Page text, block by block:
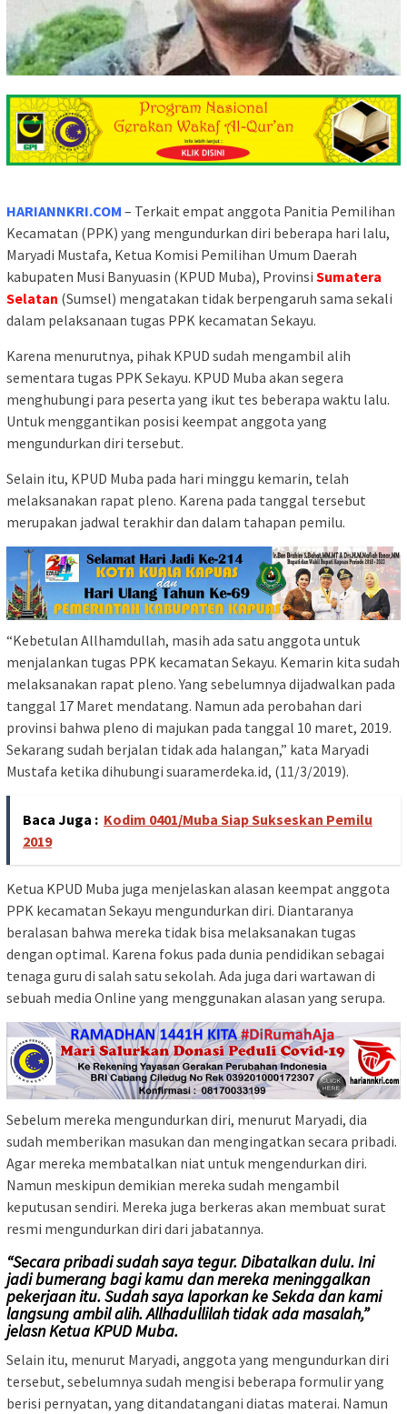
HARIANNKRI.COM – Terkait empat anggota Panitia Pemilihan
Kecamatan (PPK) yang mengundurkan diri beberapa hari lalu,
Maryadi Mustafa, Ketua Komisi Pemilihan Umum Daerah
kabupaten Musi Banyuasin (KPUD Muba), Provinsi Sumatera
Selatan (Sumsel) mengatakan tidak berpengaruh sama sekali
dalam pelaksanaan tugas PPK kecamatan Sekayu.
Karena menurutnya, pihak KPUD sudah mengambil alih
sementara tugas PPK Sekayu. KPUD Muba akan segera
menghubungi para peserta yang ikut tes beberapa waktu lalu.
Untuk menggantikan posisi keempat anggota yang
mengundurkan diri tersebut.
Selain itu, KPUD Muba pada hari minggu kemarin, telah
melaksanakan rapat pleno. Karena pada tanggal tersebut
merupakan jadwal terakhir dan dalam tahapan pemilu.
“Kebetulan Allhamdullah, masih ada satu anggota untuk
menjalankan tugas PPK kecamatan Sekayu. Kemarin kita sudah
melaksanakan rapat pleno. Yang sebelumnya dijadwalkan pada
tanggal 17 Maret mendatang. Namun ada perobahan dari
provinsi bahwa pleno di majukan pada tanggal 10 maret, 2019.
Sekarang sudah berjalan tidak ada halangan,” kata Maryadi
Mustafa ketika dihubungi suaramerdeka.id, (11/3/2019).
Baca Juga : Kodim 0401/Muba Siap Sukseskan Pemilu
2019
Ketua KPUD Muba juga menjelaskan alasan keempat anggota
PPK kecamatan Sekayu mengundurkan diri. Diantaranya
beralasan bahwa mereka tidak bisa melaksanakan tugas
dengan optimal. Karena fokus pada dunia pendidikan sebagai
tenaga guru di salah satu sekolah. Ada juga dari wartawan di
sebuah media Online yang menggunakan alasan yang serupa.
Sebelum mereka mengundurkan diri, menurut Maryadi, dia
sudah memberikan masukan dan mengingatkan secara pribadi.
Agar mereka membatalkan niat untuk mengendurkan diri.
Namun meskipun demikian mereka sudah mengambil
keputusan sendiri. Mereka juga berkeras akan membuat surat
resmi mengundurkan diri dari jabatannya.
“Secara pribadi sudah saya tegur. Dibatalkan dulu. Ini
jadi bumerang bagi kamu dan mereka meninggalkan
pekerjaan itu. Sudah saya laporkan ke Sekda dan kami
langsung ambil alih. Allhadullilah tidak ada masalah,”
jelasn Ketua KPUD Muba.
Selain itu, menurut Maryadi, anggota yang mengundurkan diri
tersebut, sebelumnya sudah mengisi beberapa formulir yang
berisi pernyatan, yang ditandatangani diatas materai. Namun